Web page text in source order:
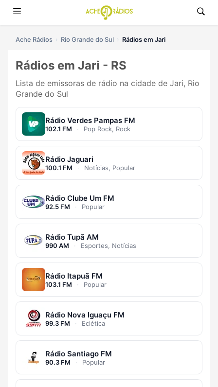
Ache Rádios Rio Grande do Sul Rádios em Jari
Rádios em Jari - RS
Lista de emissoras de rádio na cidade de Jari, Rio
Grande do Sul
Rádio Verdes Pampas FM
102.1 FM · Pop Rock, Rock
Rádio Jaguari
100.1 FM · Notícias, Popular
Rádio Clube Um FM
92.5 FM · Popular
Rádio Tupã AM
990 AM · Esportes, Notícias
Rádio Itapuã FM
103.1 FM · Popular
Rádio Nova Iguaçu FM
99.3 FM · Eclética
Rádio Santiago FM
90.3 FM · Popular